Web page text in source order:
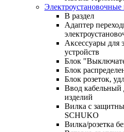
Электроустановочные
В раздел
Адаптер
Аксессуары для
устройств
Блок
Блок
Блок розеток,
Ввод кабельный
изделий
Вилка с
SCHUKO
Вилка/розетка